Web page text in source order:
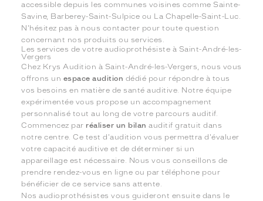
accessible depuis les communes voisines comme Sainte-
Savine, Barberey-Saint-Sulpice ou La Chapelle-Saint-Luc.
N'hésitez pas à nous contacter pour toute question
concernant nos produits ou services.
Les services de votre audioprothésiste à Saint-André-les-
Vergers
Chez Krys Audition à Saint-André-les-Vergers, nous vous
offrons un espace audition dédié pour répondre à tous
vos besoins en matière de santé auditive. Notre équipe
expérimentée vous propose un accompagnement
personnalisé tout au long de votre parcours auditif.
Commencez par réaliser un bilan auditif gratuit dans
notre centre. Ce test d'audition vous permettra d'évaluer
votre capacité auditive et de déterminer si un
appareillage est nécessaire. Nous vous conseillons de
prendre rendez-vous en ligne ou par téléphone pour
bénéficier de ce service sans attente.
Nos audioprothésistes vous guideront ensuite dans le